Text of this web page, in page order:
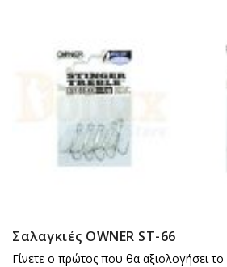
Σαλαγκιές OWNER ST-66
Γίνετε ο πρώτος που θα αξιολογήσει